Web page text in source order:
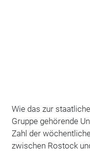
Wie das zur
Gruppe gehörende
Zahl der
zwischen Rostock